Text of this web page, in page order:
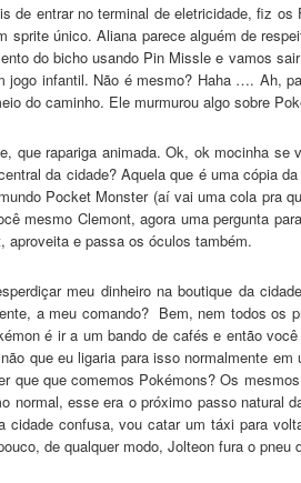
de entrar no terminal de eletricidade, fiz
sprite único. Aliana parece alguém de
do bicho usando Pin Missle e vamos
infantil. Não é mesmo? Haha …. Ah,
do caminho. Ele murmurou algo sobre
que rapariga animada. Ok, ok mocinha
da cidade? Aquela que é uma
Pocket Monster (aí vai uma cola pra
mesmo Clemont, agora uma pergunta
aproveita e passa os óculos também.
meu dinheiro na boutique da
a meu comando? Bem, nem todos
é ir a um bando de cafés e então
que eu ligaria para isso normalmente
que que comemos Pokémons? Os
esse era o próximo passo natural
confusa, vou catar um táxi para
de qualquer modo, Jolteon fura o